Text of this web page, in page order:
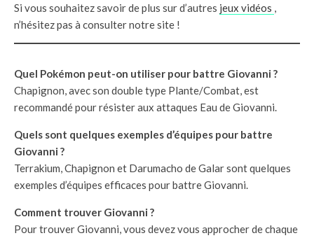
Si vous souhaitez savoir de plus sur d’autres jeux vidéos ,
n’hésitez pas à consulter notre site !
Quel Pokémon peut-on utiliser pour battre Giovanni ?
Chapignon, avec son double type Plante/Combat, est
recommandé pour résister aux attaques Eau de Giovanni.
Quels sont quelques exemples d’équipes pour battre
Giovanni ?
Terrakium, Chapignon et Darumacho de Galar sont quelques
exemples d’équipes efficaces pour battre Giovanni.
Comment trouver Giovanni ?
Pour trouver Giovanni, vous devez vous approcher de chaque